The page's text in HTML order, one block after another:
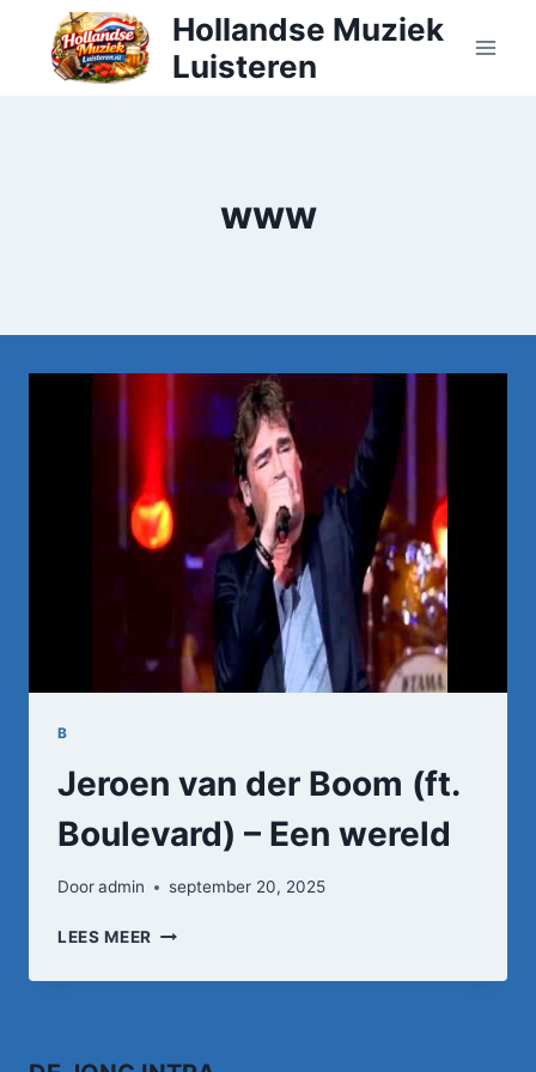
Doorgaan
inhoud
Hollandse Muziek
Luisteren
www
B
Jeroen van der Boom (ft.
Boulevard) – Een wereld
Dooradmin september 20, 2025
LEES MEER JEROEN
DER